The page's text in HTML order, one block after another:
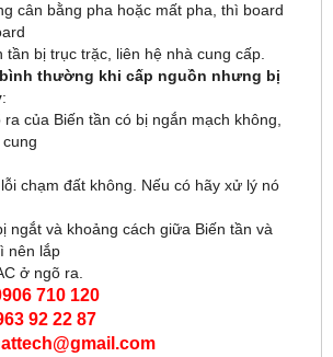
cân bằng pha hoặc mất pha, thì board
tần bị trục trặc, liên hệ nhà cung cấp.
thường khi cấp nguồn nhưng bị
:
của Biến tần có bị ngắn mạch không,
chạm đất không. Nếu có hãy xử lý nó
ngắt và khoảng cách giữa Biến tần và
nên lắp
ở ngõ ra.
710 120
22 87